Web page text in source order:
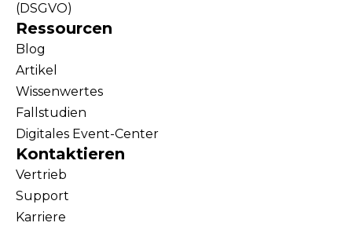
(DSGVO)
Ressourcen
Blog
Artikel
Wissenwertes
Fallstudien
Digitales Event-Center
Kontaktieren
Vertrieb
Support
Karriere